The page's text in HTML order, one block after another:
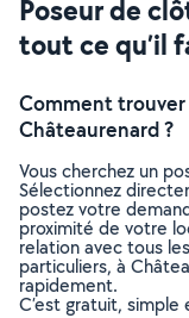
Poseur de
tout ce qu’il
Comment
Châteaurenard ?
Vous cherchez un
Sélectionnez
postez votre
proximité de votre
relation avec tous
particuliers, à
rapidement.
C’est gratuit,